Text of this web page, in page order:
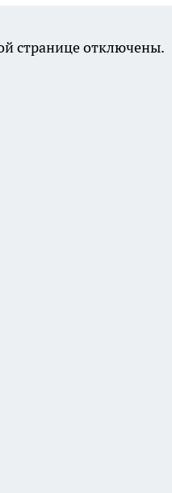
странице отключены.